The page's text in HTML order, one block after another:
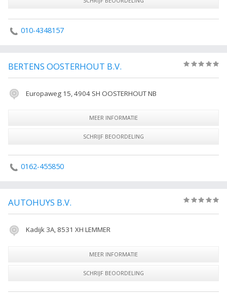
bepaalde soort is moet je dan stoken tot over de 1000 Graden Celsius
010-4348157
BERTENS OOSTERHOUT B.V.
Europaweg 15, 4904 SH OOSTERHOUT NB
MEER INFORMATIE
SCHRIJF BEOORDELING
0162-455850
AUTOHUYS B.V.
Kadijk 3A, 8531 XH LEMMER
MEER INFORMATIE
SCHRIJF BEOORDELING